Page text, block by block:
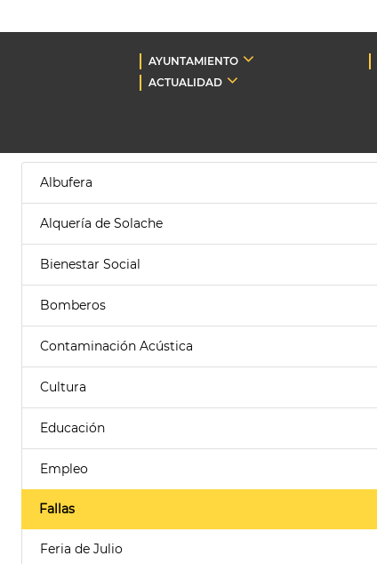
AYUNTAMIENTO
ACTUALIDAD
Albufera
Alquería de Solache
Bienestar Social
Bomberos
Contaminación Acústica
Cultura
Educación
Empleo
Fallas
Feria de Julio